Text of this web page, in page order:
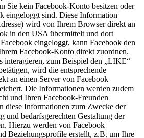
Sie kein Facebook-Konto besitzen oder
eingeloggt sind. Diese Information
wird von Ihrem Browser direkt an
in den USA übermittelt und dort
eingeloggt, kann Facebook den
Facebook-Konto direkt zuordnen.
interagieren, zum Beispiel den „LIKE“
wird die entsprechende
an einen Server von Facebook
Die Informationen werden zudem
und Ihren Facebook-Freunden
diese Informationen zum Zwecke der
und bedarfsgerechten Gestaltung der
Hierzu werden von Facebook
Beziehungsprofile erstellt, z.B. um Ihre